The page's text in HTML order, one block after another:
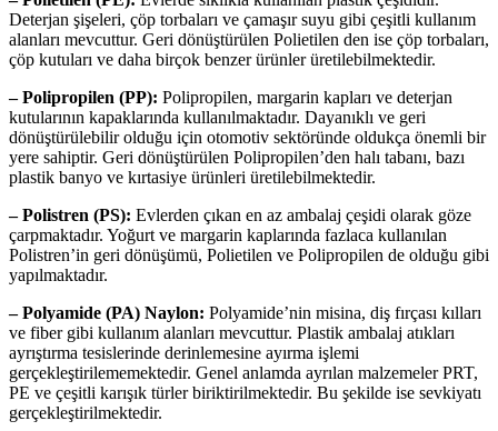
Deterjan şişeleri, çöp torbaları ve çamaşır suyu gibi çeşitli kullanım
alanları mevcuttur. Geri dönüştürülen Polietilen den ise çöp torbaları,
çöp kutuları ve daha birçok benzer ürünler üretilebilmektedir.
– Polipropilen (PP): Polipropilen, margarin kapları ve deterjan
kutularının kapaklarında kullanılmaktadır. Dayanıklı ve geri
dönüştürülebilir olduğu için otomotiv sektöründe oldukça önemli bir
yere sahiptir. Geri dönüştürülen Polipropilen’den halı tabanı, bazı
plastik banyo ve kırtasiye ürünleri üretilebilmektedir.
– Polistren (PS): Evlerden çıkan en az ambalaj çeşidi olarak göze
çarpmaktadır. Yoğurt ve margarin kaplarında fazlaca kullanılan
Polistren’in geri dönüşümü, Polietilen ve Polipropilen de olduğu gibi
yapılmaktadır.
– Polyamide (PA) Naylon: Polyamide’nin misina, diş fırçası kılları
ve fiber gibi kullanım alanları mevcuttur. Plastik ambalaj atıkları
ayrıştırma tesislerinde derinlemesine ayırma işlemi
gerçekleştirilememektedir. Genel anlamda ayrılan malzemeler PRT,
PE ve çeşitli karışık türler biriktirilmektedir. Bu şekilde ise sevkiyatı
gerçekleştirilmektedir.